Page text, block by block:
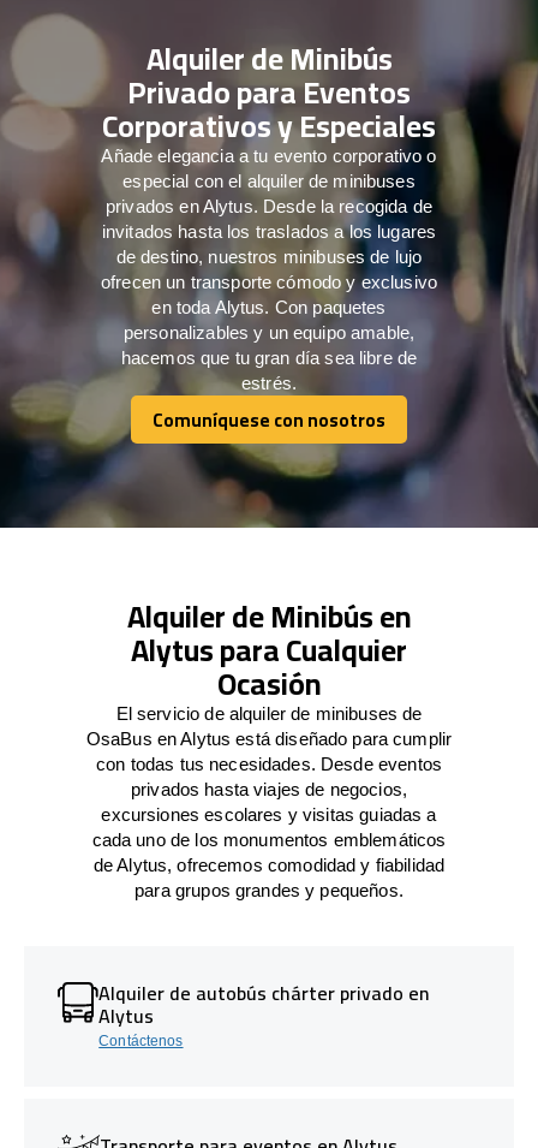
Alquiler de Minibús
Privado para Eventos
Corporativos y Especiales
Añade elegancia a tu evento corporativo o
especial con el alquiler de minibuses
privados en Alytus. Desde la recogida de
invitados hasta los traslados a los lugares
de destino, nuestros minibuses de lujo
ofrecen un transporte cómodo y exclusivo
en toda Alytus. Con paquetes
personalizables y un equipo amable,
hacemos que tu gran día sea libre de
estrés.
Comuníquese con nosotros
Comuníquese con nosotros
Alquiler de Minibús en
Alytus para Cualquier
Ocasión
El servicio de alquiler de minibuses de
OsaBus en Alytus está diseñado para cumplir
con todas tus necesidades. Desde eventos
privados hasta viajes de negocios,
excursiones escolares y visitas guiadas a
cada uno de los monumentos emblemáticos
de Alytus, ofrecemos comodidad y fiabilidad
para grupos grandes y pequeños.
Alquiler de autobús chárter privado en
Alytus
Contáctenos